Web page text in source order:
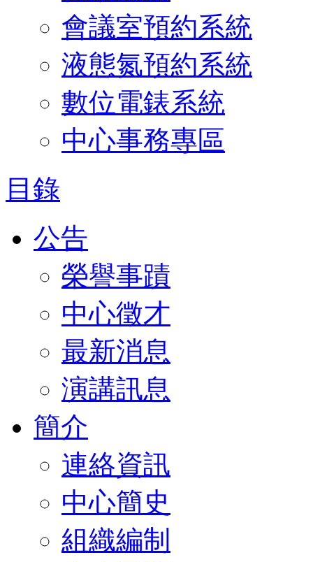
會議室預約系統
液態氮預約系統
數位電錶系統
中心事務專區
目錄
公告
榮譽事蹟
中心徵才
最新消息
演講訊息
簡介
連絡資訊
中心簡史
組織編制